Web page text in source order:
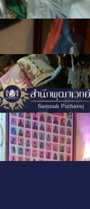
อาจเป็นลางบอกเหตุ ทั้ง
ระวัง แต่ไม่ว่าจะเชื่อมาก
ที่สุดคือ “อย่าประมาท” แ